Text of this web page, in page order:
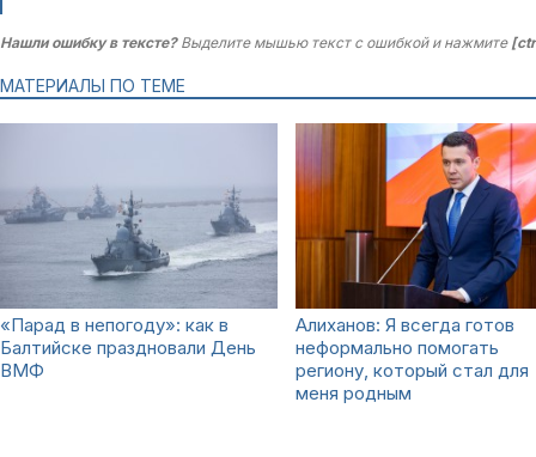
Нашли ошибку в тексте?Выделите мышью текст с ошибкой и нажмите
МАТЕРИАЛЫ ПО ТЕМЕ
«Парад в непогоду»: как в
Балтийске праздновали День
ВМФ
Алиханов: Я всегда готов
неформально помогать
региону, который стал для
меня родным